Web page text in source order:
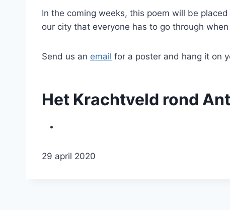
In the coming weeks, this poem will be
our city that everyone has to go through
Send us an email for a poster and hang it on
Het Krachtveld rond
29 april 2020